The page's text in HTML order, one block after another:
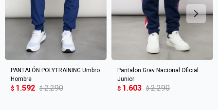
PANTALÓN POLYTRAINING Umbro
Hombre
$ 1.592 $ 2.290
Pantalon Grav Nacional Oficial
Junior
$ 1.603 $ 2.290
Continuar